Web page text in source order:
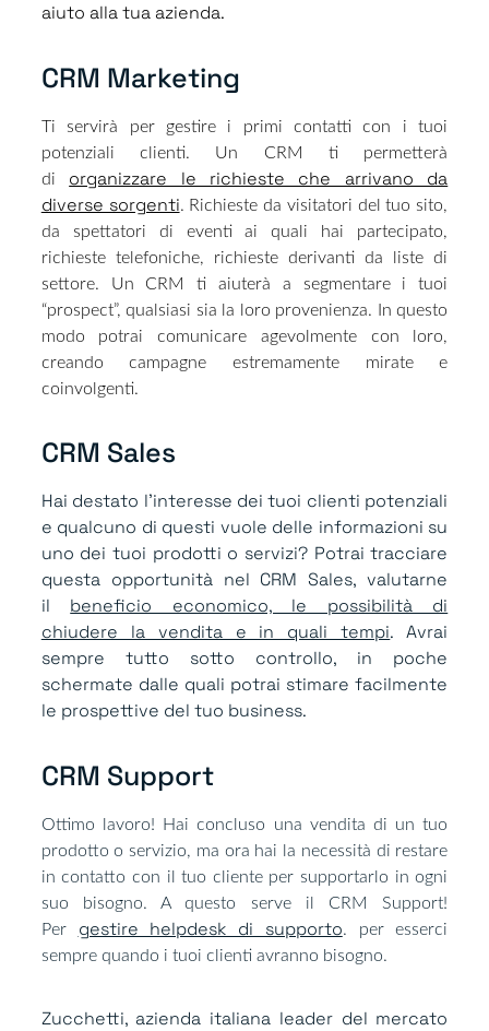
aiuto alla tua azienda.
CRM Marketing​
Ti servirà per gestire i primi contatti con i tuoi
potenziali clienti. Un CRM ti permetterà
di organizzare le richieste che arrivano da
diverse sorgenti. Richieste da visitatori del tuo sito,
da spettatori di eventi ai quali hai partecipato,
richieste telefoniche, richieste derivanti da liste di
settore. Un CRM ti aiuterà a segmentare i tuoi
“prospect”, qualsiasi sia la loro provenienza. In questo
modo potrai comunicare agevolmente con loro,
creando campagne estremamente mirate e
coinvolgenti.
CRM Sales​
Hai destato l’interesse dei tuoi clienti potenziali
e qualcuno di questi vuole delle informazioni su
uno dei tuoi prodotti o servizi? Potrai tracciare
questa opportunità nel CRM Sales, valutarne
il beneficio economico, le possibilità di
chiudere la vendita e in quali tempi. Avrai
sempre tutto sotto controllo, in poche
schermate dalle quali potrai stimare facilmente
le prospettive del tuo business.
CRM Support​
Ottimo lavoro! Hai concluso una vendita di un tuo
prodotto o servizio, ma ora hai la necessità di restare
in contatto con il tuo cliente per supportarlo in ogni
suo bisogno. A questo serve il CRM Support!
Per gestire helpdesk di supporto. per esserci
sempre quando i tuoi clienti avranno bisogno.
Zucchetti, azienda italiana leader del mercato